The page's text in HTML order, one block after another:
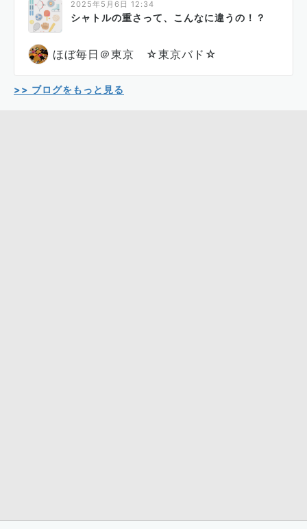
2025年5月6日 12:34
シャトルの重さって、こんなに違うの！？
ほぼ毎日＠東京 ☆東京バド☆
>> ブログをもっと見る